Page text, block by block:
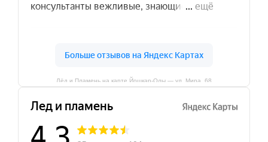
Лёд и Пламень на карте Йошкар‑Олы — ул. Мира, 68